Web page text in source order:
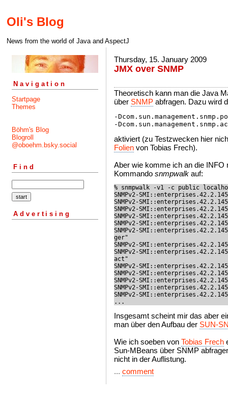
Oli's Blog
News from the world of Java and AspectJ
Navigation
Startpage
Themes
Böhm's Blog
Blogroll
@oboehm.bsky.social
Find
Advertising
Thursday, 15. January 2009
JMX over SNMP
Theoretisch kann man die Java
über SNMP abfragen. Dazu wird
-
aktiviert (zu Testzwecken hier
Folien von Tobias Frech).
Aber wie komme ich an die INFO
Kommando snmpwalk auf:
% snmpwalk -v1 -c public
SNMPv2-
SNMPv2-
SNMPv2-
SNMPv2-
SNMPv2-
SNMPv2-
ger"
SNMPv2-
SNMPv2-
act"
SNMPv2-
SNMPv2-
SNMPv2-
SNMPv2-
SNMPv2-
...
Insgesamt scheint mir das aber
man über den Aufbau der SUN-
Wie ich soeben von Tobias Frech
Sun-MBeans über SNMP
nicht in der Auflistung.
... comment